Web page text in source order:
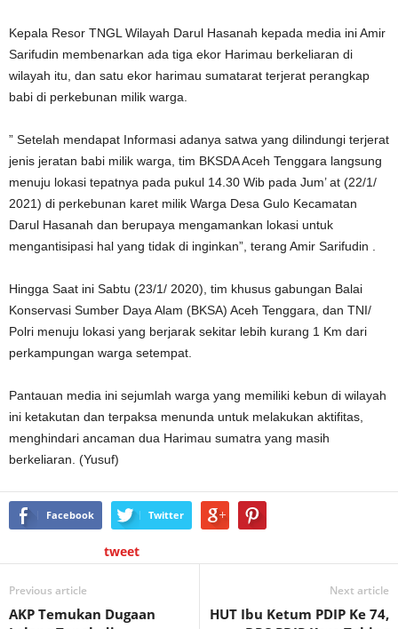
Kepala Resor TNGL Wilayah Darul Hasanah kepada media ini Amir
Sarifudin membenarkan ada tiga ekor Harimau berkeliaran di
wilayah itu, dan satu ekor harimau sumatarat terjerat perangkap
babi di perkebunan milik warga.
” Setelah mendapat Informasi adanya satwa yang dilindungi terjerat
jenis jeratan babi milik warga, tim BKSDA Aceh Tenggara langsung
menuju lokasi tepatnya pada pukul 14.30 Wib pada Jum’ at (22/1/
2021) di perkebunan karet milik Warga Desa Gulo Kecamatan
Darul Hasanah dan berupaya mengamankan lokasi untuk
mengantisipasi hal yang tidak di inginkan”, terang Amir Sarifudin .
Hingga Saat ini Sabtu (23/1/ 2020), tim khusus gabungan Balai
Konservasi Sumber Daya Alam (BKSA) Aceh Tenggara, dan TNI/
Polri menuju lokasi yang berjarak sekitar lebih kurang 1 Km dari
perkampungan warga setempat.
Pantauan media ini sejumlah warga yang memiliki kebun di wilayah
ini ketakutan dan terpaksa menunda untuk melakukan aktifitas,
menghindari ancaman dua Harimau sumatra yang masih
berkeliaran. (Yusuf)
Facebook Twitter
tweet
Previous article
AKP Temukan Dugaan
Next article
HUT Ibu Ketum PDIP Ke 74,